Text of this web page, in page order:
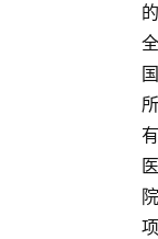
的
全
国
所
有
医
院
项